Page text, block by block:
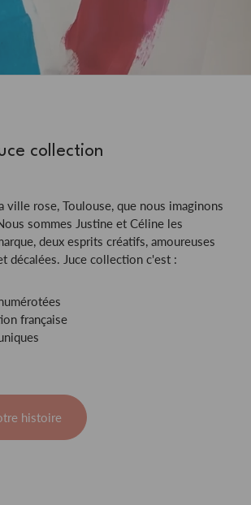
collection
ville rose, Toulouse, que nous imaginons
sommes Justine et Céline les
deux esprits créatifs, amoureuses
décalées. Juce collection c'est :
française
histoire